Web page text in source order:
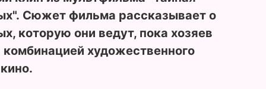
Сюжет фильма рассказывает о
которую они ведут, пока хозяев
художественного